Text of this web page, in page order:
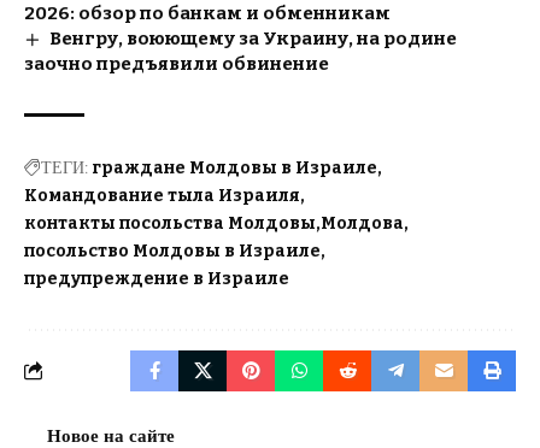
2026: обзор по банкам и обменникам
Венгру, воюющему за Украину, на родине
заочно предъявили обвинение
ТЕГИ: граждане Молдовы в Израиле
Командование тыла Израиля
контакты посольства Молдовы Молдова
посольство Молдовы в Израиле
предупреждение в Израиле
Новое на сайте